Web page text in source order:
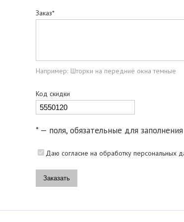
Заказ*
Например: Шторки на передние окна темные
Код скидки
* — поля, обязательные для заполнения
Даю согласие на обработку персональных